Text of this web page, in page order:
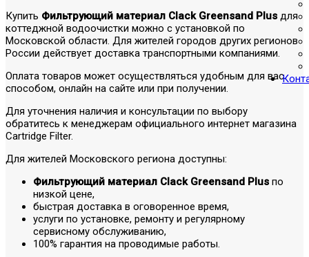
Купить Фильтрующий материал Clack Greensand Plus для
коттеджной водоочистки можно с установкой по
Московской области. Для жителей городов других регионов
России действует доставка транспортными компаниями.
Оплата товаров может осуществляться удобным для вас
способом, онлайн на сайте или при получении.
Для уточнения наличия и консультации по выбору
обратитесь к менеджерам официального интернет магазина
Cartridge Filter.
Для жителей Московского региона доступны:
Фильтрующий материал Clack Greensand Plus по
низкой цене,
быстрая доставка в оговоренное время,
услуги по установке, ремонту и регулярному
сервисному обслуживанию,
100% гарантия на проводимые работы.